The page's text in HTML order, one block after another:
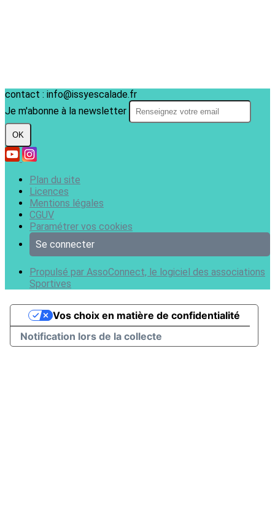
contact : info@issyescalade.fr
Je m'abonne à la newsletter
OK
Plan du site
Licences
Mentions légales
CGUV
Paramétrer vos cookies
Se connecter
Propulsé par AssoConnect, le logiciel des associations
Sportives
Notification lors de la collecte
Vos choix en matière de confidentialité